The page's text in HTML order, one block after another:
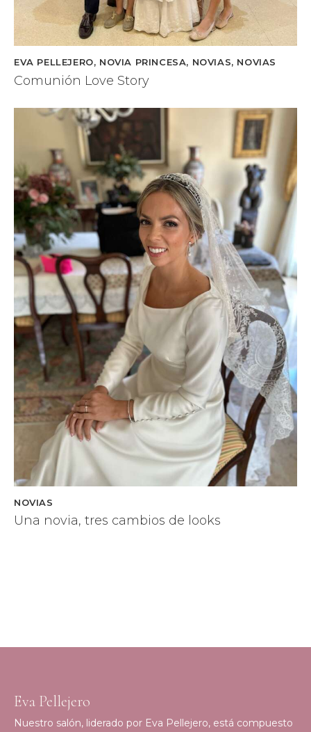
EVA PELLEJERO, NOVIA PRINCESA, NOVIAS, NOVIAS
Comunión Love Story
NOVIAS
Una novia, tres cambios de looks
Eva Pellejero
Nuestro salón, liderado por Eva Pellejero, está compuesto